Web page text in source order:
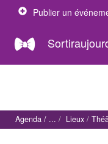
Publier un
Agenda Lieux